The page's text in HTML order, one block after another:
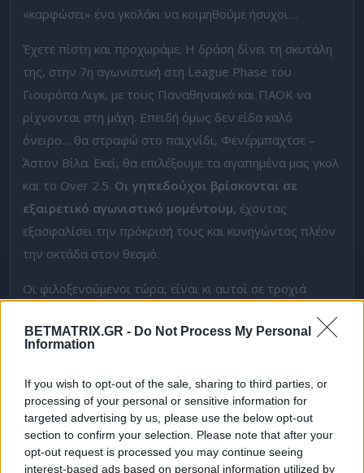
BETMATRIX.GR - Do Not Process My Personal
Information
If you wish to opt-out of the sale, sharing to third parties, or
processing of your personal or sensitive information for
targeted advertising by us, please use the below opt-out
section to confirm your selection. Please note that after your
opt-out request is processed you may continue seeing
interest-based ads based on personal information utilized by
«καρφώσει» ένα γκολάκι να κοιμηθούμε ήσυχοι…
Έχετε πίστη και προχωράμε. Η δράση δίνει τη σκυτάλη
της, στην 7η αγωνιστική στη League Phase του
Γιουρόπα Λιγκ, με τους Παναθηναϊκό και ΠΑΟΚ να
ρίχνονται στη μάχη. Επειδή όμως δεν είδα καλό
όνειρο… θα στραφώ στο παιχνίδι, Φενέρμπαχτσε –
Άστον Βίλα. Εκεί, θα επιλέξουμε τα αγαπημένα μας γκολ
και το Over 2.5. Oι γηπεδούχοι βρίσκονται σε
εξαιρετικό αγωνιστικό μομέντουμ, έχοντας
εξασφαλίσει την πρόκρισή τους και κυνηγώντας πλέον
την οκτάδα στον θεσμό.
Οι φιλοξενούμενοι τώρα, είναι κι αυτοί σε τροχιά
Πρέμιερ Λιγκ, τη φετινή σεζόν διαγράφουν μια φοβερή
τερματοφύλακα(συν άλλες απώλειες στη μεσαία
γραμμή), γεγονός που συνηγορεί στο να μπουν γκολ
στην αναμέτρηση.
Προσφορά* με 1100 Δώρα* χωρίς κατάθεση*